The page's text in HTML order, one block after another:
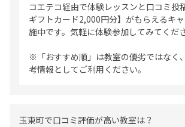
コエテコ経由で体験レッスンと口コミ
ギフトカード2,000円分】がもらえるキ
施中です。気軽に体験参加してみてくださ
※「おすすめ順」は教室の優劣ではなく
考情報としてご利用ください。
玉東町で口コミ評価が高い教室は？